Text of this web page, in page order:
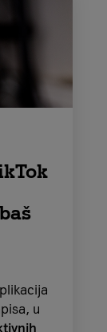
u